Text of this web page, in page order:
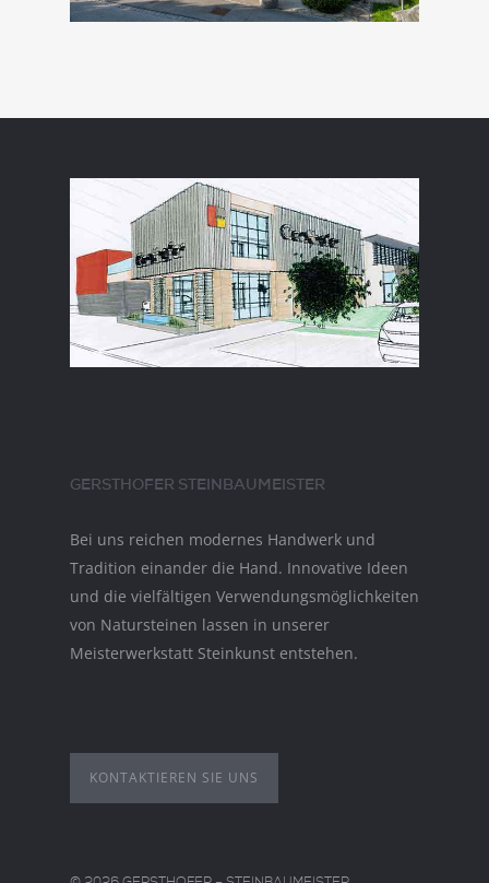
GERSTHOFER STEINBAUMEISTER
Bei uns reichen modernes Handwerk und
Tradition einander die Hand. Innovative Ideen
und die vielfältigen Verwendungsmöglichkeiten
von Natursteinen lassen in unserer
Meisterwerkstatt Steinkunst entstehen.
KONTAKTIEREN SIE UNS